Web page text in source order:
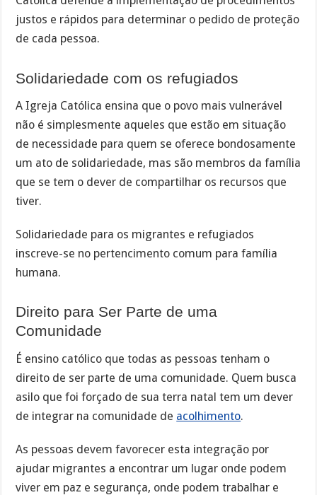
justos e rápidos para determinar o pedido de proteção
de cada pessoa.
Solidariedade com os refugiados
A Igreja Católica ensina que o povo mais vulnerável
não é simplesmente aqueles que estão em situação
de necessidade para quem se oferece bondosamente
um ato de solidariedade, mas são membros da família
que se tem o dever de compartilhar os recursos que
tiver.
Solidariedade para os migrantes e refugiados
inscreve-se no pertencimento comum para família
humana.
Direito para Ser Parte de uma
Comunidade
É ensino católico que todas as pessoas tenham o
direito de ser parte de uma comunidade. Quem busca
asilo que foi forçado de sua terra natal tem um dever
de integrar na comunidade de acolhimento.
As pessoas devem favorecer esta integração por
ajudar migrantes a encontrar um lugar onde podem
viver em paz e segurança, onde podem trabalhar e